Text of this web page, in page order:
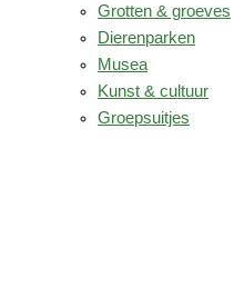
Grotten & groeves
Dierenparken
Musea
Kunst & cultuur
Groepsuitjes